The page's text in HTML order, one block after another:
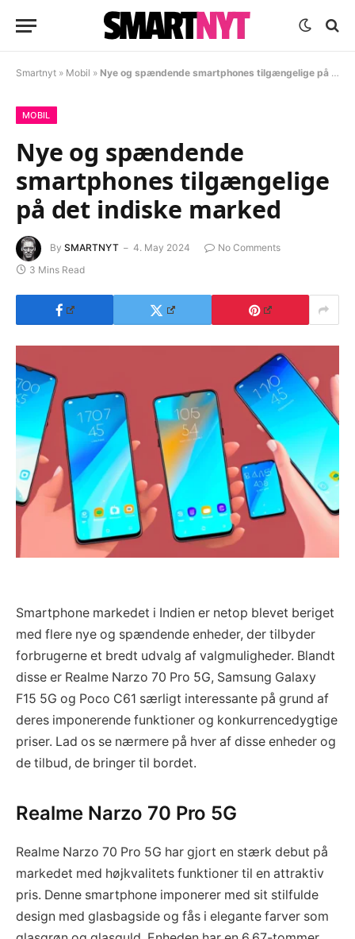
Smartnyt » Mobil » Nye og spændende smartphones tilgængelige på det indiske marked
MOBIL
Nye og spændende
smartphones tilgængelige
på det indiske marked
By SMARTNYT 4. May 2024
No Comments
3 Mins Read
Smartphone markedet i Indien er netop blevet beriget
med flere nye og spændende enheder, der tilbyder
forbrugerne et bredt udvalg af valgmuligheder. Blandt
disse er Realme Narzo 70 Pro 5G, Samsung Galaxy
F15 5G og Poco C61 særligt interessante på grund af
deres imponerende funktioner og konkurrencedygtige
priser. Lad os se nærmere på hver af disse enheder og
de tilbud, de bringer til bordet.
Realme Narzo 70 Pro 5G
Realme Narzo 70 Pro 5G har gjort en stærk debut på
markedet med højkvalitets funktioner til en attraktiv
pris. Denne smartphone imponerer med sit stilfulde
design med glasbagside og fås i elegante farver som